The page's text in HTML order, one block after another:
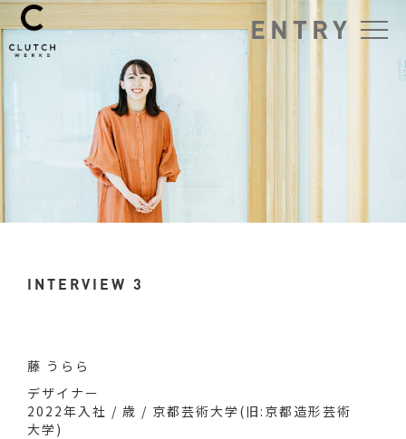
ENTRY
INTERVIEW 3
藤 うらら
デザイナー
2022年入社 / 歳 / 京都芸術大学(旧:京都造形芸術
大学)